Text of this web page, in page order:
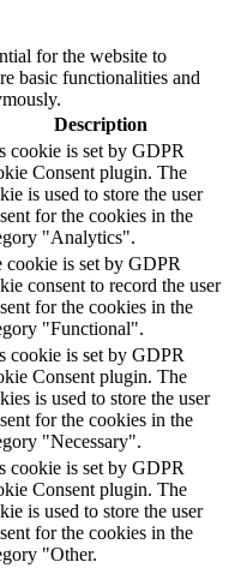
for the website to
basic functionalities and
Description
cookie is set by GDPR
Consent plugin. The
is used to store the user
for the cookies in the
"Analytics".
cookie is set by GDPR
consent to record the user
for the cookies in the
"Functional".
cookie is set by GDPR
Consent plugin. The
is used to store the user
for the cookies in the
"Necessary".
cookie is set by GDPR
Consent plugin. The
is used to store the user
for the cookies in the
"Other.